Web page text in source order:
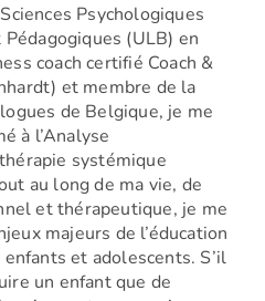
Psychologiques
(ULB) en
coach certifié Coach &
et membre de la
de Belgique, je me
à l’Analyse
systémique
au long de ma vie, de
et thérapeutique, je me
majeurs de l’éducation
et adolescents. S’il
un enfant que de